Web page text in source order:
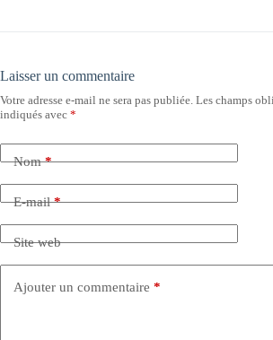
Laisser un commentaire
Votre adresse e-mail ne sera pas publiée. Les champs
indiqués avec *
Nom*
E-mail*
Site web
Ajouter un commentaire *